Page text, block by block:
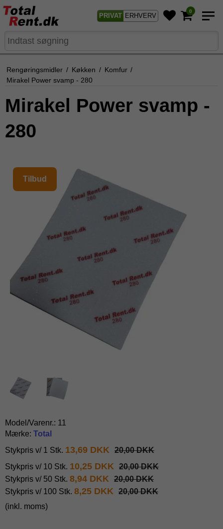
PRIVAT ERHVERV
0
Rengøringsmidler / Køkken / Komfur /
Mirakel Power svamp - 280
Mirakel Power svamp -
280
Tilbud
Model/Varenr.: 11
Mærke: Total
Stykpris v/ 1 Stk. 13,69 DKK 20,00 DKK
Stykpris v/ 10 Stk. 10,25 DKK 20,00 DKK
Stykpris v/ 50 Stk. 8,94 DKK 20,00 DKK
Stykpris v/ 100 Stk. 8,25 DKK 20,00 DKK
(inkl. moms)